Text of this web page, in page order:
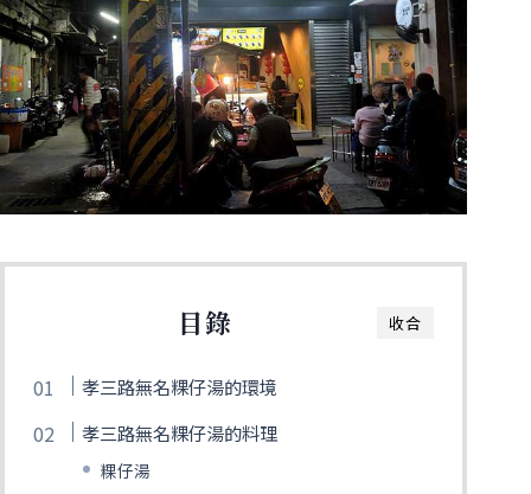
收合
目錄
孝三路無名粿仔湯的環境
孝三路無名粿仔湯的料理
粿仔湯